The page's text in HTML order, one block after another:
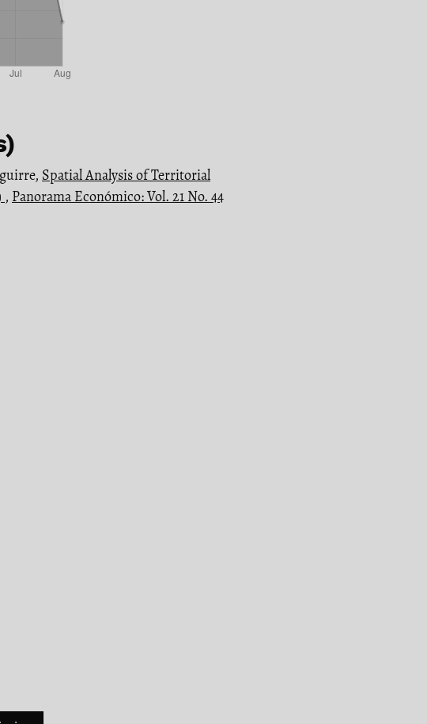
Spatial Analysis of Territorial
, Panorama Económico: Vol. 21 No. 44